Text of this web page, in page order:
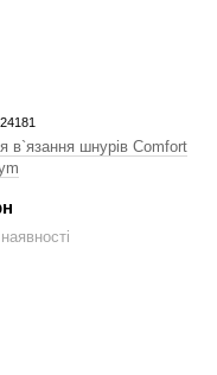
в`язання шнурів Comfort